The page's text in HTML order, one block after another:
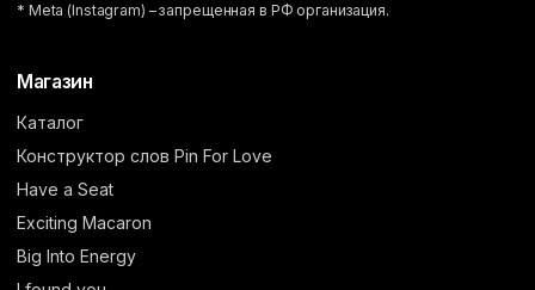
* Meta (Instagram) – запрещенная в РФ организация.
Магазин
Каталог
Конструктор слов Pin For Love
Have a Seat
Exciting Macaron
Big Into Energy